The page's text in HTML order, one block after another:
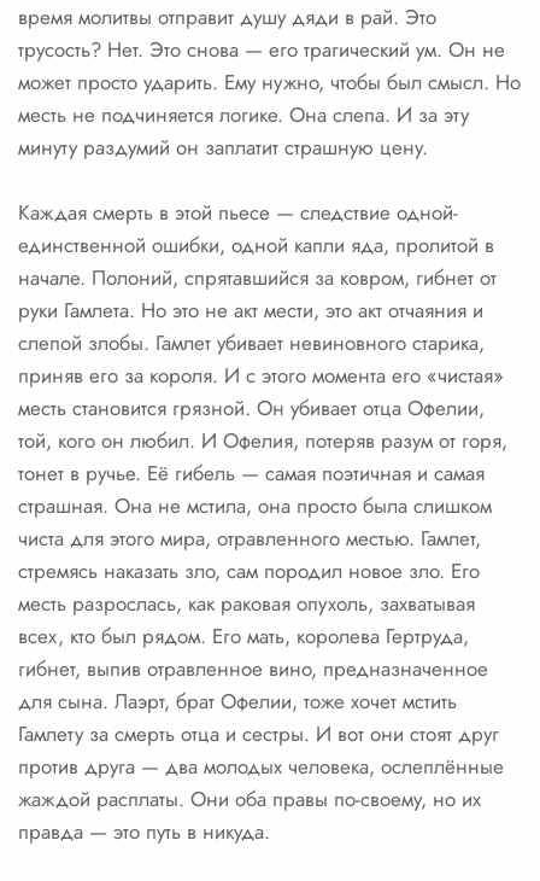
время молитвы отправит душу дяди в рай. Это
трусость? Нет. Это снова — его трагический ум. Он не
может просто ударить. Ему нужно, чтобы был смысл. Но
месть не подчиняется логике. Она слепа. И за эту
минуту раздумий он заплатит страшную цену.
Каждая смерть в этой пьесе — следствие одной-
единственной ошибки, одной капли яда, пролитой в
начале. Полоний, спрятавшийся за ковром, гибнет от
руки Гамлета. Но это не акт мести, это акт отчаяния и
слепой злобы. Гамлет убивает невиновного старика,
приняв его за короля. И с этого момента его «чистая»
месть становится грязной. Он убивает отца Офелии,
той, кого он любил. И Офелия, потеряв разум от горя,
тонет в ручье. Её гибель — самая поэтичная и самая
страшная. Она не мстила, она просто была слишком
чиста для этого мира, отравленного местью. Гамлет,
стремясь наказать зло, сам породил новое зло. Его
месть разрослась, как раковая опухоль, захватывая
всех, кто был рядом. Его мать, королева Гертруда,
гибнет, выпив отравленное вино, предназначенное
для сына. Лаэрт, брат Офелии, тоже хочет мстить
Гамлету за смерть отца и сестры. И вот они стоят друг
против друга — два молодых человека, ослеплённые
жаждой расплаты. Они оба правы по-своему, но их
правда — это путь в никуда.